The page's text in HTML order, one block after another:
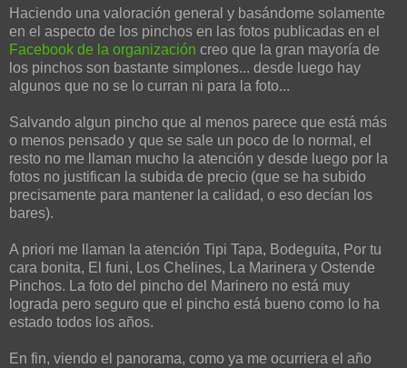
Haciendo una valoración general y basándome solamente
en el aspecto de los pinchos en las fotos publicadas en el
Facebook de la organización creo que la gran mayoría de
los pinchos son bastante simplones... desde luego hay
algunos que no se lo curran ni para la foto...
Salvando algun pincho que al menos parece que está más
o menos pensado y que se sale un poco de lo normal, el
resto no me llaman mucho la atención y desde luego por la
fotos no justifican la subida de precio (que se ha subido
precisamente para mantener la calidad, o eso decían los
bares).
A priori me llaman la atención Tipi Tapa, Bodeguita, Por tu
cara bonita, El funi, Los Chelines, La Marinera y Ostende
Pinchos. La foto del pincho del Marinero no está muy
lograda pero seguro que el pincho está bueno como lo ha
estado todos los años.
En fin, viendo el panorama, como ya me ocurriera el año